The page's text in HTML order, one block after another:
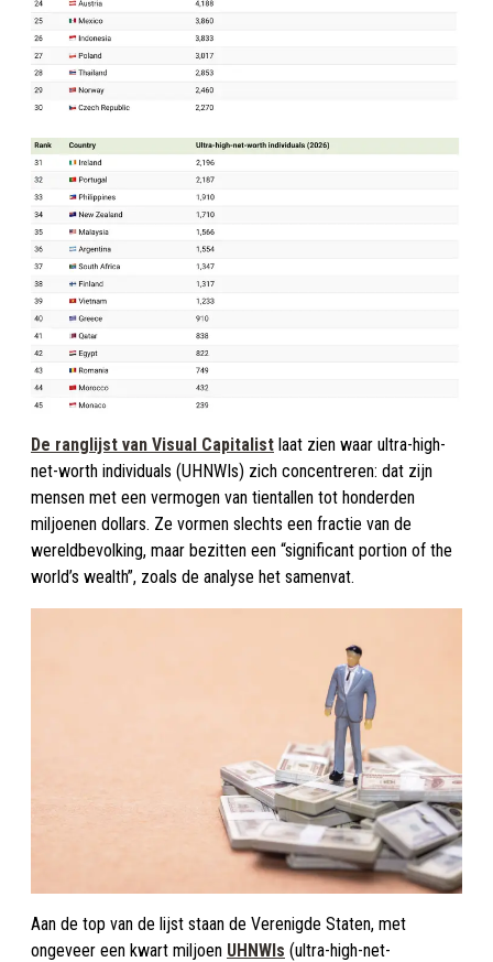
De ranglijst van Visual Capitalist laat zien waar ultra-high-
net-worth individuals (UHNWIs) zich concentreren: dat zijn
mensen met een vermogen van tientallen tot honderden
miljoenen dollars. Ze vormen slechts een fractie van de
wereldbevolking, maar bezitten een “significant portion of the
world’s wealth”, zoals de analyse het samenvat.
Aan de top van de lijst staan de Verenigde Staten, met
ongeveer een kwart miljoen UHNWIs (ultra-high-net-